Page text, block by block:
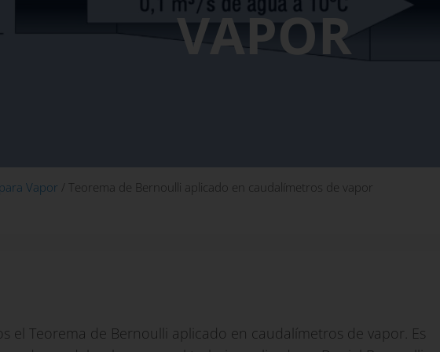
VAPOR
Vapor / Teorema de Bernoulli aplicado en caudalímetros de vapor
el Teorema de Bernoulli aplicado en caudalímetros de vapor. Es